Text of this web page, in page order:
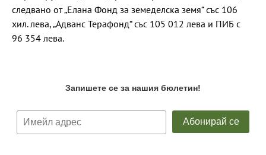
следвано от „Елана Фонд за земеделска земя“ със 106
хил. лева, „Адванс Терафонд“ със 105 012 лева и ПИБ с
96 354 лева.